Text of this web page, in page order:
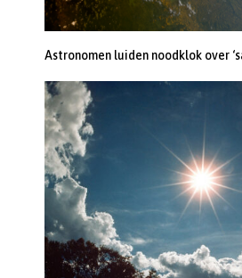
Astronomen luiden noodklok over